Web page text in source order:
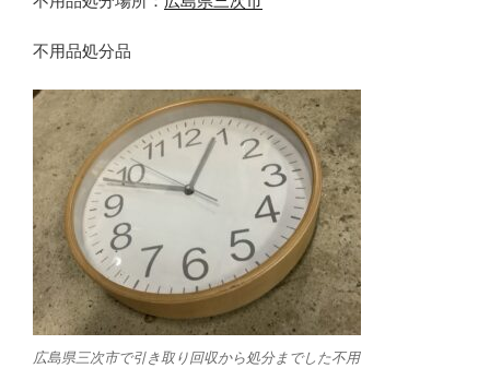
不用品処分品
広島県三次市で引き取り回収から処分までした不用